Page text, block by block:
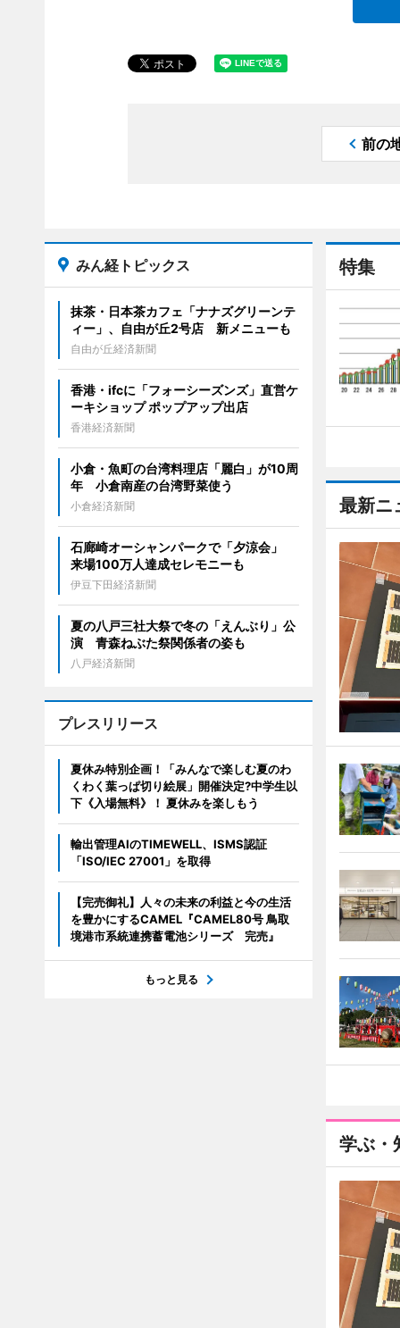
前の
特集
最新ニ
学ぶ・
みん経トピックス
抹茶・日本茶カフェ「ナナズグリーンテ
ィー」、自由が丘2号店 新メニューも
自由が丘経済新聞
香港・ifcに「フォーシーズンズ」直営ケ
ーキショップ ポップアップ出店
香港経済新聞
小倉・魚町の台湾料理店「麗白」が10周
年 小倉南産の台湾野菜使う
小倉経済新聞
石廊崎オーシャンパークで「夕涼会」
来場100万人達成セレモニーも
伊豆下田経済新聞
夏の八戸三社大祭で冬の「えんぶり」公
演 青森ねぶた祭関係者の姿も
八戸経済新聞
プレスリリース
夏休み特別企画！「みんなで楽しむ夏のわ
くわく葉っぱ切り絵展」開催決定?中学生以
下《入場無料》！ 夏休みを楽しもう
輸出管理AIのTIMEWELL、ISMS認証
「ISO/IEC 27001」を取得
【完売御礼】人々の未来の利益と今の生活
を豊かにするCAMEL『CAMEL80号 鳥取
境港市系統連携蓄電池シリーズ 完売』
もっと見る